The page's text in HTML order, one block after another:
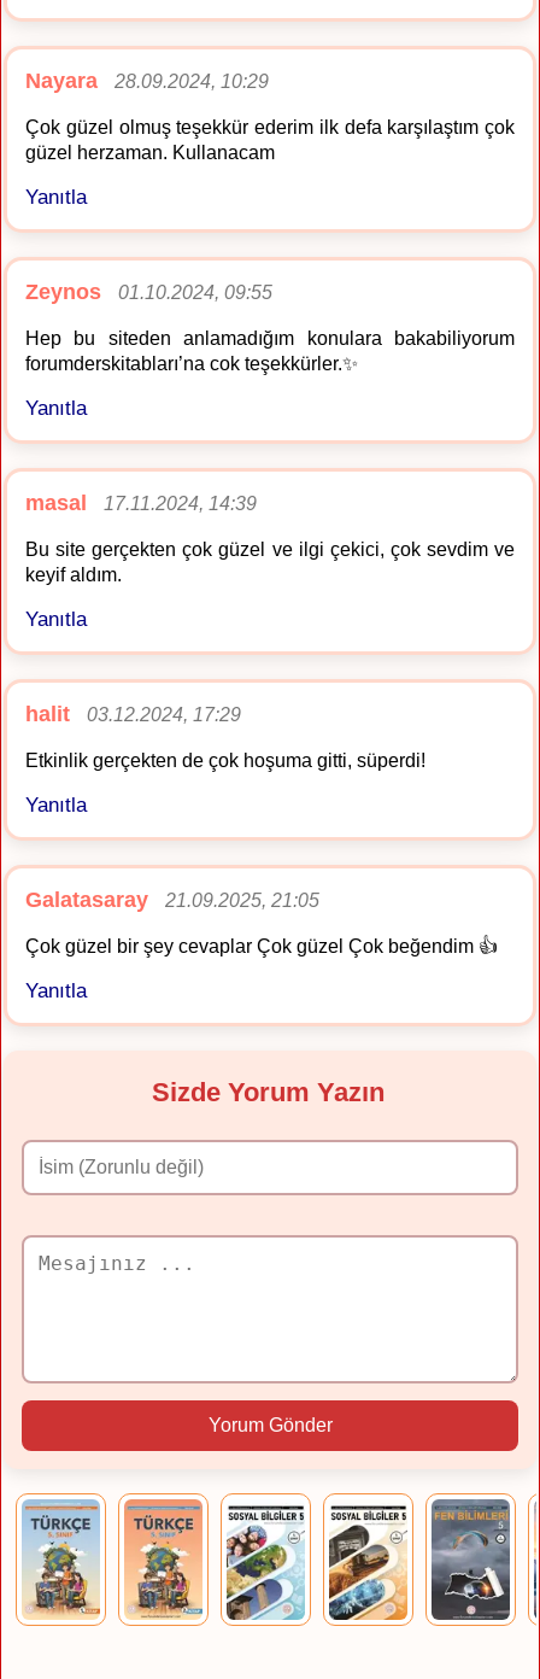
Nayara 28.09.2024, 10:29
Çok güzel olmuş teşekkür ederim ilk defa karşılaştım çok
güzel herzaman. Kullanacam
Yanıtla
Zeynos 01.10.2024, 09:55
Hep bu siteden anlamadığım konulara bakabiliyorum
forumderskitabları’na cok teşekkürler.✨️
Yanıtla
masal 17.11.2024, 14:39
Bu site gerçekten çok güzel ve ilgi çekici, çok sevdim ve
keyif aldım.
Yanıtla
halit 03.12.2024, 17:29
Etkinlik gerçekten de çok hoşuma gitti, süperdi!
Yanıtla
Galatasaray 21.09.2025, 21:05
Çok güzel bir şey cevaplar Çok güzel Çok beğendim 👍
Yanıtla
Sizde Yorum Yazın
Yorum Gönder